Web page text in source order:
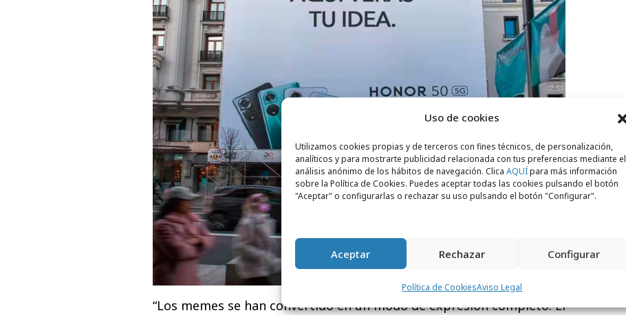
Uso de cookies
Utilizamos cookies propias y de terceros con fines técnicos, de personalización,
analíticos y para mostrarte publicidad relacionada con tus preferencias mediante el
análisis anónimo de los hábitos de navegación. Clica AQUÍpara más información
sobre la Política de Cookies. Puedes aceptar todas las cookies pulsando el botón
"Aceptar" o configurarlas o rechazar su uso pulsando el botón "Configurar".
Aceptar Rechazar Configurar
Política de CookiesAviso Legal
“Los memes se han convertido en un modo de expresión completo. El